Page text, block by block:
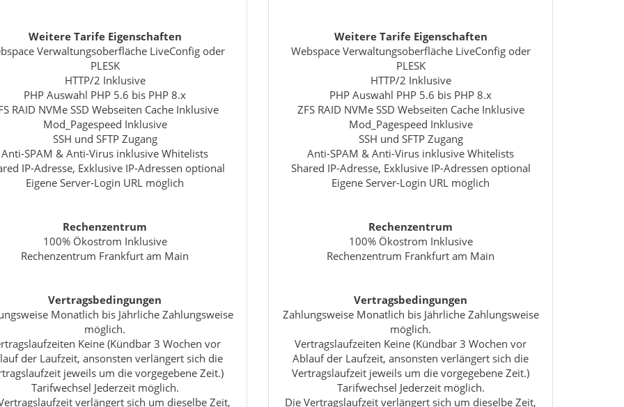
Weitere Tarife Eigenschaften
Verwaltungsoberfläche LiveConfig oder
PLESK
HTTP/2 Inklusive
PHP Auswahl PHP 5.6 bis PHP 8.x
RAID NVMe SSD Webseiten Cache Inklusive
Mod_Pagespeed Inklusive
SSH und SFTP Zugang
Anti-SPAM & Anti-Virus inklusive Whitelists
IP-Adresse, Exklusive IP-Adressen optional
Eigene Server-Login URL möglich
Rechenzentrum
100% Ökostrom Inklusive
Rechenzentrum Frankfurt am Main
Vertragsbedingungen
Monatlich bis Jährliche Zahlungsweise
möglich.
Keine (Kündbar 3 Wochen vor
der Laufzeit, ansonsten verlängert sich die
jeweils um die vorgegebene Zeit.)
Tarifwechsel Jederzeit möglich.
verlängert sich um dieselbe Zeit,
Weitere Tarife Eigenschaften
Webspace Verwaltungsoberfläche LiveConfig oder
PLESK
HTTP/2 Inklusive
PHP Auswahl PHP 5.6 bis PHP 8.x
ZFS RAID NVMe SSD Webseiten Cache Inklusive
Mod_Pagespeed Inklusive
SSH und SFTP Zugang
Anti-SPAM & Anti-Virus inklusive Whitelists
Shared IP-Adresse, Exklusive IP-Adressen optional
Eigene Server-Login URL möglich
Rechenzentrum
100% Ökostrom Inklusive
Rechenzentrum Frankfurt am Main
Vertragsbedingungen
Zahlungsweise Monatlich bis Jährliche Zahlungsweise
möglich.
Vertragslaufzeiten Keine (Kündbar 3 Wochen vor
Ablauf der Laufzeit, ansonsten verlängert sich die
Vertragslaufzeit jeweils um die vorgegebene Zeit.)
Tarifwechsel Jederzeit möglich.
Die Vertragslaufzeit verlängert sich um dieselbe Zeit,